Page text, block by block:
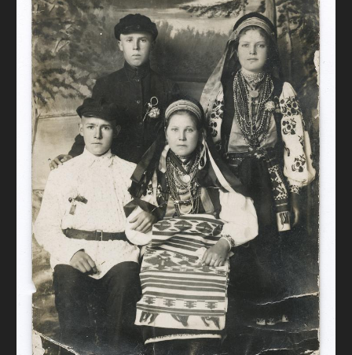
ОНЛАЙН-КРАМНИЦЯ
ПІДТРИМАТИ